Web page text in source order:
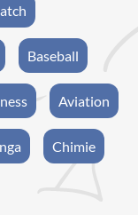
Baseball
Aviation
Chimie